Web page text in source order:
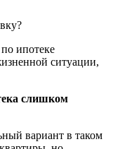
ипотеке
ситуации,
слишком
вариант в таком